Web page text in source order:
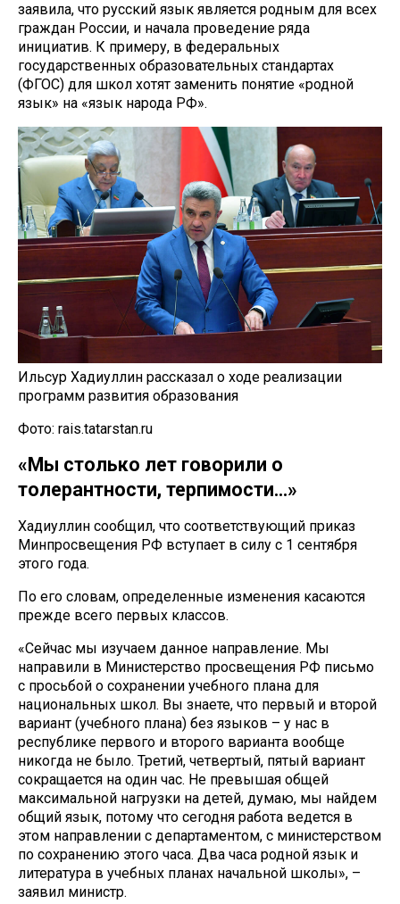
заявила, что русский язык является родным для всех
граждан России, и начала проведение ряда
инициатив. К примеру, в федеральных
государственных образовательных стандартах
(ФГОС) для школ хотят заменить понятие «родной
язык» на «язык народа РФ».
Ильсур Хадиуллин рассказал о ходе реализации
программ развития образования
Фото: rais.tatarstan.ru
«Мы столько лет говорили о
толерантности, терпимости…»
Хадиуллин сообщил, что соответствующий приказ
Минпросвещения РФ вступает в силу с 1 сентября
этого года.
По его словам, определенные изменения касаются
прежде всего первых классов.
«Сейчас мы изучаем данное направление. Мы
направили в Министерство просвещения РФ письмо
с просьбой о сохранении учебного плана для
национальных школ. Вы знаете, что первый и второй
вариант (учебного плана) без языков – у нас в
республике первого и второго варианта вообще
никогда не было. Третий, четвертый, пятый вариант
сокращается на один час. Не превышая общей
максимальной нагрузки на детей, думаю, мы найдем
общий язык, потому что сегодня работа ведется в
этом направлении с департаментом, с министерством
по сохранению этого часа. Два часа родной язык и
литература в учебных планах начальной школы», –
заявил министр.